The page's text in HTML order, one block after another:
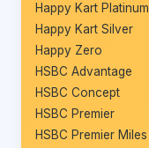
Happy Kart Platinum
Happy Kart Silver
Happy Zero
HSBC Advantage
HSBC Concept
HSBC Premier
HSBC Premier Miles